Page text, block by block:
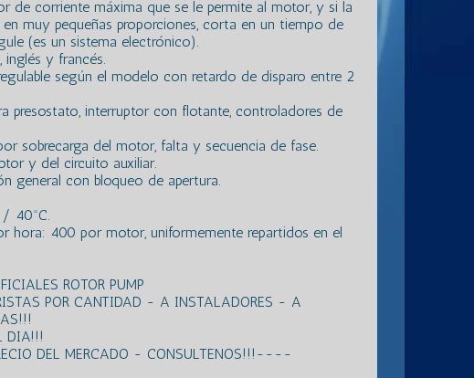
de corriente máxima que se le permite al motor, y si la
en muy pequeñas proporciones, corta en un tiempo de
(es un sistema electrónico).
y francés.
según el modelo con retardo de disparo entre 2
presostato, interruptor con flotante, controladores de
sobrecarga del motor, falta y secuencia de fase.
y del circuito auxiliar.
general con bloqueo de apertura.
40ºC.
hora: 400 por motor, uniformemente repartidos en el
ROTOR PUMP
POR CANTIDAD - A INSTALADORES - A
DIA!!!
DEL MERCADO - CONSULTENOS!!!----